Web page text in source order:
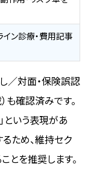
イン診療・費用記事
／対面・保険誤認
確認済みです。
という表現があ
ため、維持セク
とを推奨します。